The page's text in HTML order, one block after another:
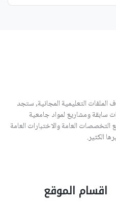
الملفات التعليمية المجانية, ستجد
سابقة ومشاريع لمواد جامعية
العامة والاختبارات العامة
اقسام الموقع